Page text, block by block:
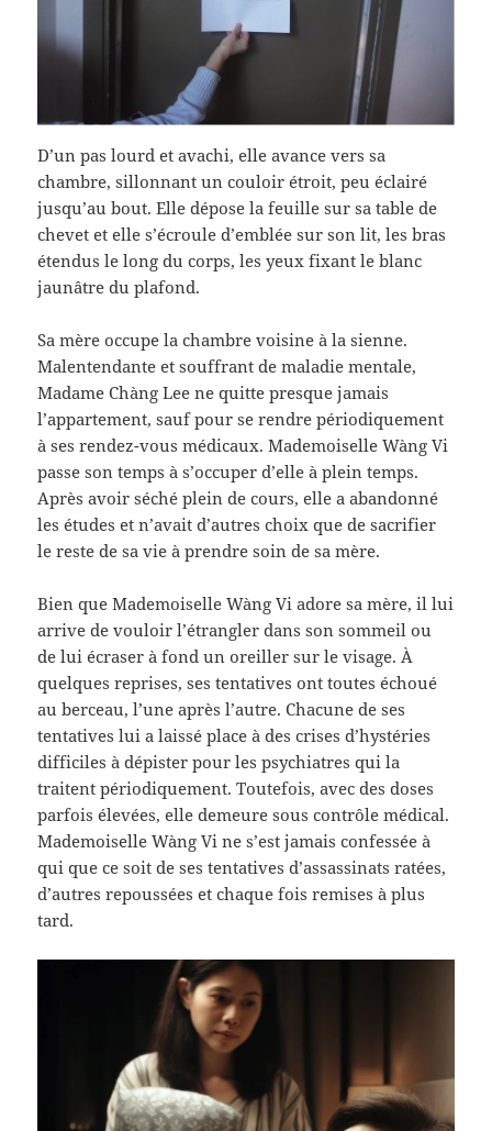
D’un pas lourd et avachi, elle avance vers sa
chambre, sillonnant un couloir étroit, peu éclairé
jusqu’au bout. Elle dépose la feuille sur sa table de
chevet et elle s’écroule d’emblée sur son lit, les bras
étendus le long du corps, les yeux fixant le blanc
jaunâtre du plafond.
Sa mère occupe la chambre voisine à la sienne.
Malentendante et souffrant de maladie mentale,
Madame Chàng Lee ne quitte presque jamais
l’appartement, sauf pour se rendre périodiquement
à ses rendez-vous médicaux. Mademoiselle Wàng Vi
passe son temps à s’occuper d’elle à plein temps.
Après avoir séché plein de cours, elle a abandonné
les études et n’avait d’autres choix que de sacrifier
le reste de sa vie à prendre soin de sa mère.
Bien que Mademoiselle Wàng Vi adore sa mère, il lui
arrive de vouloir l’étrangler dans son sommeil ou
de lui écraser à fond un oreiller sur le visage. À
quelques reprises, ses tentatives ont toutes échoué
au berceau, l’une après l’autre. Chacune de ses
tentatives lui a laissé place à des crises d’hystéries
difficiles à dépister pour les psychiatres qui la
traitent périodiquement. Toutefois, avec des doses
parfois élevées, elle demeure sous contrôle médical.
Mademoiselle Wàng Vi ne s’est jamais confessée à
qui que ce soit de ses tentatives d’assassinats ratées,
d’autres repoussées et chaque fois remises à plus
tard.